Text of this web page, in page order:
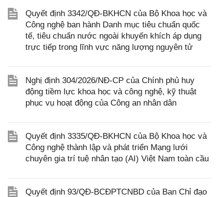
Quyết định 3342/QĐ-BKHCN của Bộ Khoa học và
Công nghệ ban hành Danh mục tiêu chuẩn quốc
tế, tiêu chuẩn nước ngoài khuyến khích áp dụng
trực tiếp trong lĩnh vực năng lượng nguyên tử
Nghị định 304/2026/NĐ-CP của Chính phủ huy
động tiềm lực khoa học và công nghệ, kỹ thuật
phục vụ hoạt động của Công an nhân dân
Quyết định 3335/QĐ-BKHCN của Bộ Khoa học và
Công nghệ thành lập và phát triển Mạng lưới
chuyên gia trí tuệ nhân tạo (AI) Việt Nam toàn cầu
Quyết định 93/QĐ-BCĐPTCNBD của Ban Chỉ đạo